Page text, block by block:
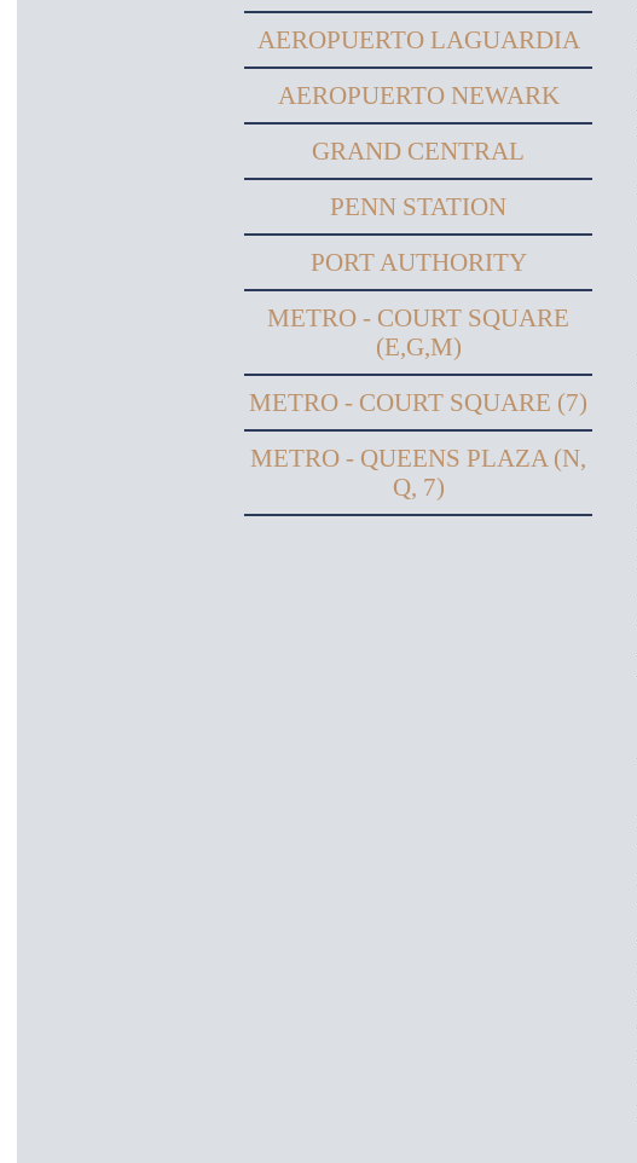
AEROPUERTO LAGUARDIA
AEROPUERTO NEWARK
GRAND CENTRAL
PENN STATION
PORT AUTHORITY
METRO - COURT SQUARE
(E,G,M)
METRO - COURT SQUARE (7)
METRO - QUEENS PLAZA (N,
Q, 7)